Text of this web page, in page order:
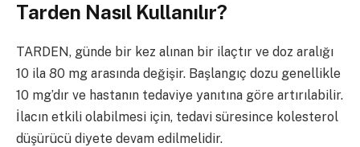
Tarden Nasıl Kullanılır?
TARDEN, günde bir kez alınan bir ilaçtır ve doz aralığı
10 ila 80 mg arasında değişir. Başlangıç dozu genellikle
10 mg’dır ve hastanın tedaviye yanıtına göre artırılabilir.
İlacın etkili olabilmesi için, tedavi süresince kolesterol
düşürücü diyete devam edilmelidir.